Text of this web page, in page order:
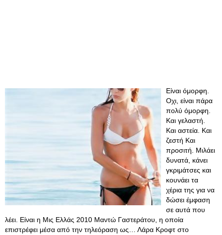
Είναι όμορφη.
Οχι, είναι πάρα
πολύ όμορφη.
Και γελαστή.
Και αστεία. Και
ζεστή Και
προσιτή. Μιλάει
δυνατά, κάνει
γκριμάτσες και
κουνάει τα
χέρια της για να
δώσει έμφαση
σε αυτά που
λέει. Είναι η Μις Ελλάς 2010 Μαντώ Γαστεράτου, η οποία
επιστρέφει μέσα από την τηλεόραση ως… Λάρα Κροφτ στο